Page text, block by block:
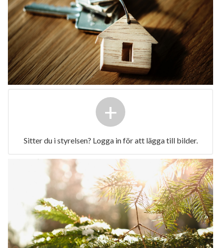
+
Sitter du i styrelsen? Logga in för att lägga till bilder.